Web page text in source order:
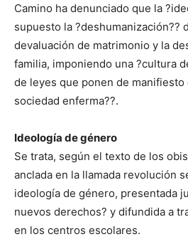
Camino ha denunciado que la
supuesto la ?deshumanización??
devaluación de matrimonio y la
familia, imponiendo una ?cultura
de leyes que ponen de manifiesto
sociedad enferma??.
Ideología de género
Se trata, según el texto de los
anclada en la llamada revolución
ideología de género, presentada
nuevos derechos? y difundida a
en los centros escolares.